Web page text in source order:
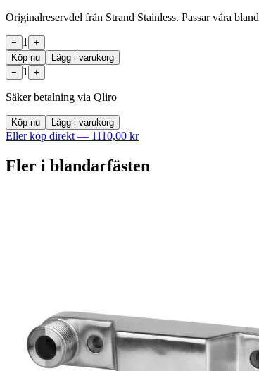
Originalreservdel från Strand Stainless. Passar våra
− 1
+
Köp nu
Lägg i varukorg
−
1 +
Säker betalning via Qliro
Köp nu Lägg i varukorg
Eller köp direkt — 1110,00 kr
Fler i blandarfästen